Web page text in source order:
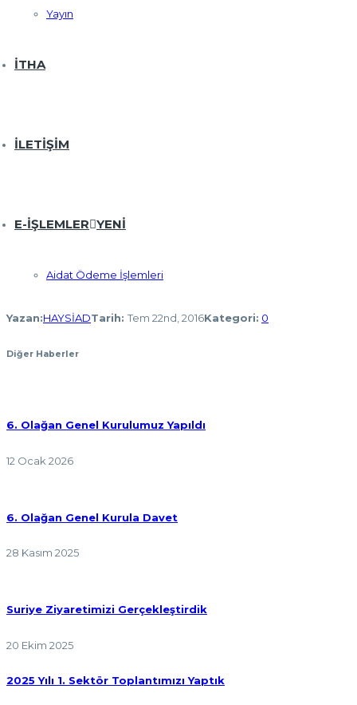
Yayın
İTHA
İLETIŞIM
E-İŞLEMLER YENI
Aidat Ödeme İşlemleri
Yazan:HAYSİADTarih: Tem 22nd, 2016Kategori: 0
Diğer Haberler
6. Olağan Genel Kurulumuz Yapıldı
12 Ocak 2026
6. Olağan Genel Kurula Davet
28 Kasım 2025
Suriye Ziyaretimizi Gerçekleştirdik
20 Ekim 2025
2025 Yılı 1. Sektör Toplantımızı Yaptık